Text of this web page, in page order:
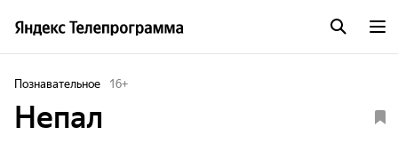
Познавательное 16+
Непал